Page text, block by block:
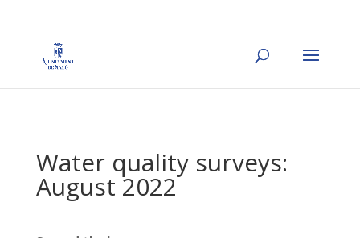
Water quality surveys:
August 2022